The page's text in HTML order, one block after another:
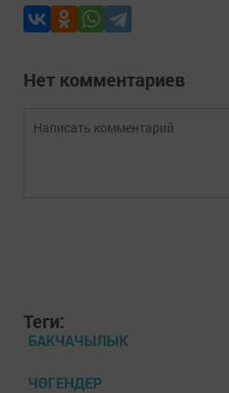
Нет комментариев
Теги:
БАКЧАЧЫЛЫК
ЧӨГЕНДЕР